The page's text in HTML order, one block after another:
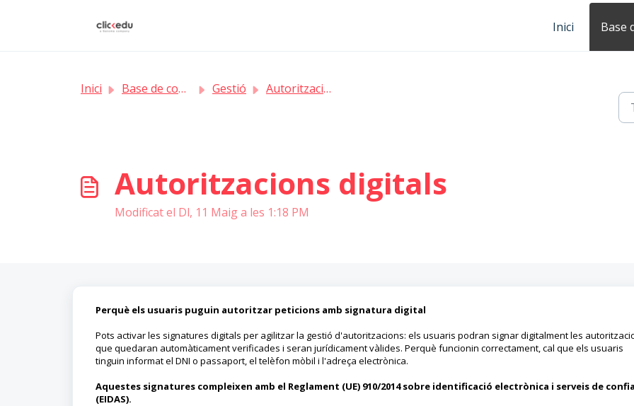
Inici
Base
Inici Base de coneixement Gestió Autoritzacions
Autoritzacions digitals
Modificat el Dl, 11 Maig a les 1:18 PM
Perquè els usuaris puguin autoritzar peticions amb signatura digital
Pots activar les signatures digitals per agilitzar la gestió d'autoritzacions: els usuaris podran signar digitalment les
que quedaran automàticament verificades i seran jurídicament vàlides. Perquè funcionin correctament, cal que els usuaris
tinguin informat el DNI o passaport, el telèfon mòbil i l'adreça electrònica.
Aquestes signatures compleixen amb el Reglament (UE) 910/2014 sobre identificació electrònica i serveis de
(EIDAS).